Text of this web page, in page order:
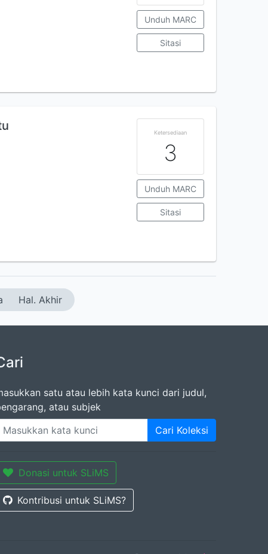
Unduh MARC
Sitasi
Ketersediaan
3
Unduh MARC
Sitasi
Hal. Akhir
satu atau lebih kata kunci dari judul,
atau subjek
Cari Koleksi
Donasi untuk SLiMS
Kontribusi untuk SLiMS?